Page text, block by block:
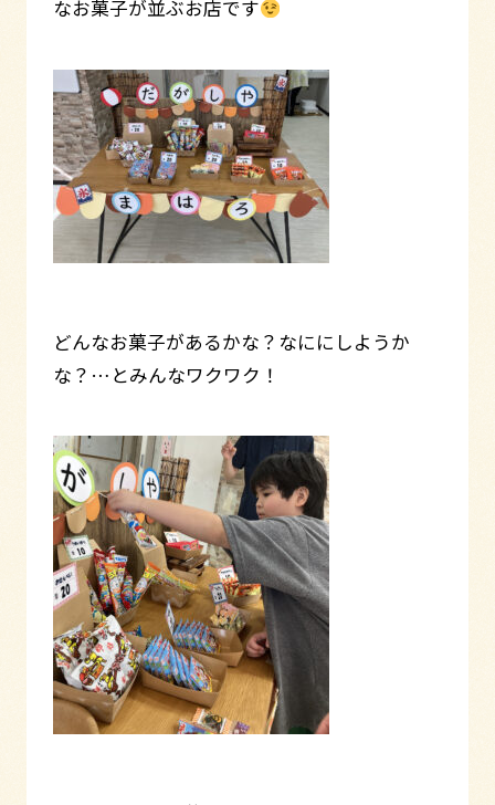
なお菓子が並ぶお店です
どんなお菓子があるかな？なににしようか
な？…とみんなワクワク！